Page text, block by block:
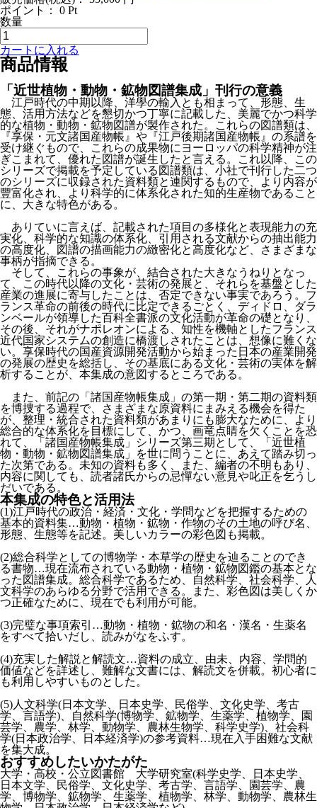
ポイント：
0 Pt
数量
カートに入れる
商品情報
「近世植物・動物・鉱物図譜集成」刊行の意義
江戸時代の中期以降、洋學の輸入とも相まって、形態、生
態、活用方法などを懇切かつ丁寧に記載した、美麗でかつ科学
的な植物・動物・鉱物図譜が製作された。これらの図譜類は、
『享保・元文諸国産物帳』や『江戸後期諸国産物帳』の系譜を
受け継ぐもので、これらの成果物にヨーロッパの科学精神が注
ぎこまれて、優れた図譜が誕生したと言える。これ以降、この
シリーズで掲載を予定している図譜類は、小社で刊行した二つ
のシリーズに収録された資料類と連関するもので、より内容が
豐富化され、より科学的に体系化された知的生産物であること
に、大きな特色がある。
ありていに言えば、記載された項目の多様化と表現能力の充
実化、科学的な知識の体系化、引用される文献からの抽出能力
の高度化、図譜の描画能力の緻密化と高度化など、さまざまな
事柄が指摘できる。
そして、これらの事象が、結合された大きなうねりとなっ
て、この時代以降の文化・芸術の発展と、それらを基盤とした
産業の進展に寄与したことは、否定できない事実であろう。フ
ランス革命の前後の時代に比定できるごとく、ディドロ、ダラ
ンベールが領導した百科全書派の文化活動が革命の礎となり、
その後、それがナポレオンによる、知性を機軸としたフランス
近代国家システムの創造に橋渡しされたことは、想像に難くな
い。享保時代の国産資源開発活動から始まった日本の産業開発
の発展の歴史を総括し、その基底にある文化・芸術の実体を解
析することが、本集成の意図するところである。
また、前記の「諸国産物帳集成」の第一期・第二期の資料類
を博捜する過程で、さまざまな原資料にまみえる機会を得た
が、整理・統合された資料類があまりにも膨大なために、より
総合的な体系化を目標にして、かつ、画竜点睛を欠くことを恐
れて、「諸国産物帳集成」シリーズ第三期として、「近世植
物・動物・鉱物図譜集成」を世に問うことに、あえて踏み切っ
た次第である。未知の資料も多く、また、編者の不明もあり、
内容に関しても、読者諸氏からの忌憚ない意見や叱正を乞うし
だいである。
本集成の特色と活用法
(1)江戸時代の政治・経済・文化・学問などを把握するための
基本的資料集…動物・植物・鉱物・作物のその土地の呼び名、
形態、生態等を記述。美しいカラーの彩色図も掲載。
(2)総合科学としての博物学・本草学の歴史を辿ることのでき
る書物…現在流布されている動物・植物・鉱物図鑑の基本とな
った図譜集成。総合科学であるため、自然科学、社会科学、人
文科学のあらゆる分野で活用できる。また、彩色図は美しくか
つ正確なために、現在でも利用が可能。
(3)完璧な事項索引…動物・植物・鉱物の和名・漢名・生薬名
をすべて拾いだし、読みがなをふす。
(4)充実した解説と解読文…資料の成立、由未、内容、学問的
価値などを詳述し、難解な文書には、解読文を併載。初心者に
も利用しやすいものとした。
(5)人文科学(日本文学、日本史学、民俗学、文化史学、考古
学、言語学)、自然科学(博物学、鉱物学、生薬学、植物学、園
芸学、農学、林学、動物学、農林生物学、科学史学)、社会科
学(日本政治学、日本経済学)の参考資料…現在入手困難な文献
を集大成。
おすすめしたいかたがた
大学・高校・公立図書館 大学研究室(科学史学、日本史学、
日本文学、民俗学、文化史学、考古学、言語学、園芸学、農
学、博物学、鉱物学、生薬学、植物学、林学、動物学、農林生